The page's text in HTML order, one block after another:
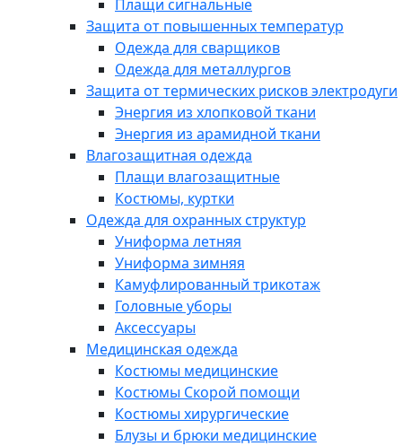
Плащи сигнальные
Защита от повышенных температур
Одежда для сварщиков
Одежда для металлургов
Защита от термических рисков электродуги
Энергия из хлопковой ткани
Энергия из арамидной ткани
Влагозащитная одежда
Плащи влагозащитные
Костюмы, куртки
Одежда для охранных структур
Униформа летняя
Униформа зимняя
Камуфлированный трикотаж
Головные уборы
Аксессуары
Медицинская одежда
Костюмы медицинские
Костюмы Скорой помощи
Костюмы хирургические
Блузы и брюки медицинские